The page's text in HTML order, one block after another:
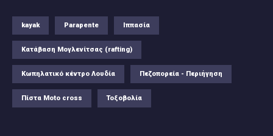
kayak Parapente Ιππασία
Κατάβαση Μογλενίτσας (rafting)
Κωπηλατικό κέντρο Λουδία Πεζοπορεία - Περιήγηση
Πίστα Moto cross Τοξοβολία